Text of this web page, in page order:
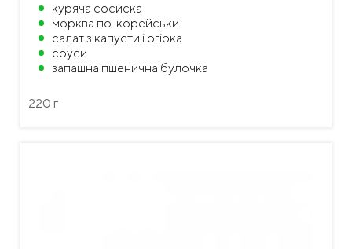
куряча сосиска
морква по-корейськи
салат з капусти і огірка
соуси
запашна пшенична булочка
220 г